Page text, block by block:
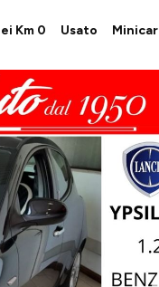
Km 0 Usato Minicar